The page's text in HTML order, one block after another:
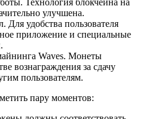
Технология блокчейна на
улучшена.
Для удобства пользователя
приложение и специальные
Waves. Монеты
вознаграждения за сдачу
пользователям.
пару моментов: